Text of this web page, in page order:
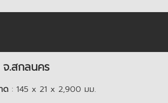
.สกลนคร
ด : 145 x 21 x 2,900 มม.